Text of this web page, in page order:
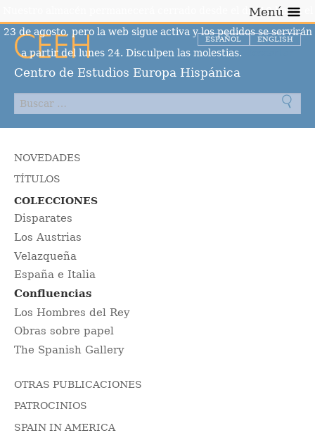
Centro de Estudios Europa Hispánica
ESPAÑOL ENGLISH
Menú
NOVEDADES
TÍTULOS
COLECCIONES
Disparates
Los Austrias
Velazqueña
España e Italia
Confluencias
Los Hombres del Rey
Obras sobre papel
The Spanish Gallery
OTRAS PUBLICACIONES
PATROCINIOS
SPAIN IN AMERICA
Nuestro almacén permanecerá cerrado desde el día 10 hasta el
23 de agosto, pero la web sigue activa y los pedidos se servirán
a partir del lunes 24. Disculpen las molestias.